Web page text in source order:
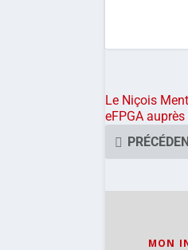
Le Niçois
eFPGA auprès
MON